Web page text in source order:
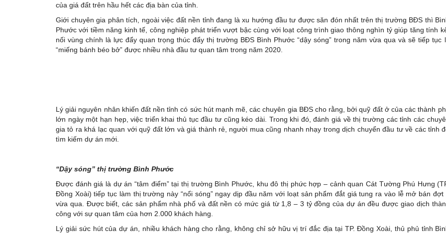
của giá đất trên hầu hết các địa bàn của tỉnh.
Giới chuyên gia phân tích, ngoài việc đất nền tỉnh đang là xu hướng đầu tư được săn đón nhất trên thị trường BĐS thì
Phước với tiềm năng kinh tế, công nghiệp phát triển vượt bậc cùng với loạt công trình giao thông nghìn tỷ giúp tăng tính
nối vùng chính là lực đẩy quan trọng thúc đẩy thị trường BĐS Bình Phước “dậy sóng” trong năm vừa qua và sẽ tiếp tục
“miếng bánh béo bở” được nhiều nhà đầu tư quan tâm trong năm 2020.
Lý giải nguyên nhân khiến đất nền tỉnh có sức hút mạnh mẽ, các chuyên gia BĐS cho rằng, bởi quỹ đất ở của các thành
lớn ngày một hạn hẹp, việc triển khai thủ tục đầu tư cũng kéo dài. Trong khi đó, đánh giá về thị trường các tỉnh các
gia tỏ ra khá lạc quan với quỹ đất lớn và giá thành rẻ, người mua cũng nhanh nhạy trong dịch chuyển đầu tư về các tỉnh
tìm kiếm dự án mới.
“Dậy sóng” thị trường Bình Phước
Được đánh giá là dự án “tâm điểm” tại thị trường Bình Phước, khu đô thị phức hợp – cảnh quan Cát Tường Phú Hưng
Đồng Xoài) tiếp tục làm thị trường này “nổi sóng” ngay dịp đầu năm với loạt sản phẩm đắt giá tung ra vào lễ mở bán đợt
vừa qua. Được biết, các sản phẩm nhà phố và đất nền có mức giá từ 1,8 – 3 tỷ đồng của dự án đều được giao dịch
công với sự quan tâm của hơn 2.000 khách hàng.
Lý giải sức hút của dự án, nhiều khách hàng cho rằng, không chỉ sở hữu vị trí đắc địa tại TP. Đồng Xoài, thủ phủ tỉnh